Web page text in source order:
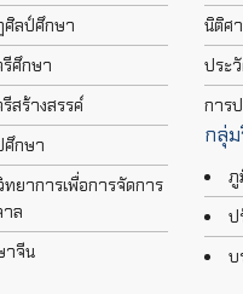
ศิลป์ศึกษา
ศึกษา
สร้างสรรค์
ศึกษา
ยาการเพื่อการจัดการ
ล
าจีน
นิติศ
ประ
การ
กลุ่ม
ภู
ป
บ